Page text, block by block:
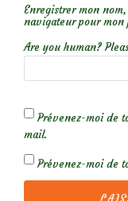
Enregistrer mon
navigateur pour mon
Are you human?
Prévenez-moi de
mail.
Prévenez-moi de